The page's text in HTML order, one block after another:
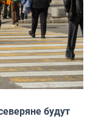
будут